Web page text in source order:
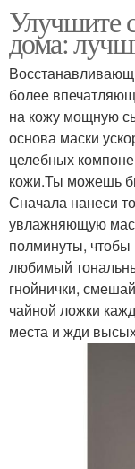
Улучшите
дома:
более
на кожу мощную
основа маски
целебных
кожи.Ты можешь
Сначала нанеси
увлажняющую
полминуты, чтобы
любимый
гнойнички,
чайной ложки
места и жди